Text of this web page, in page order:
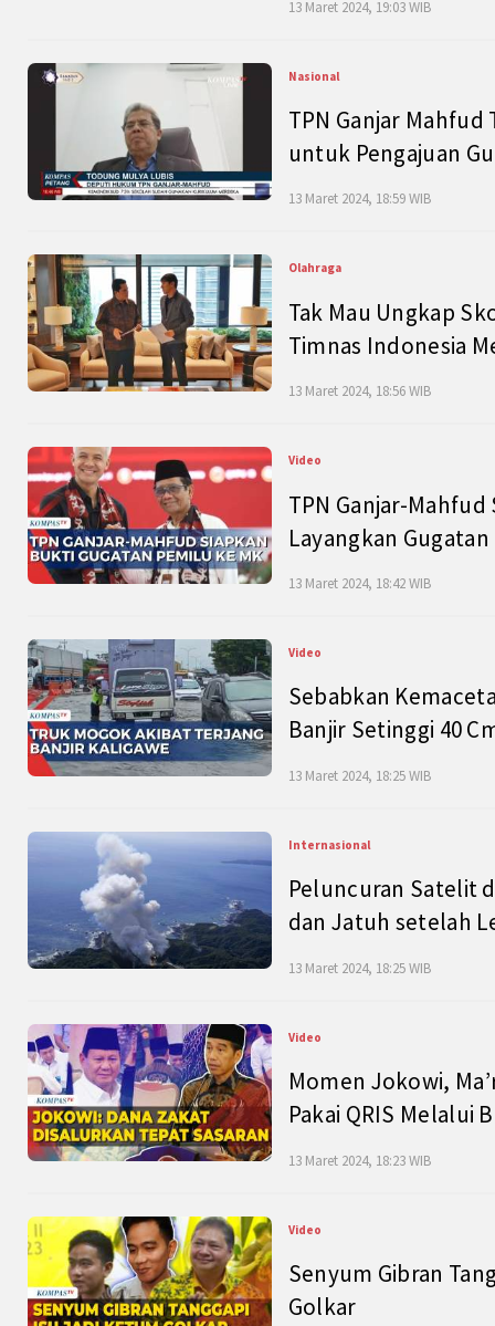
13 Maret 2024, 19:03 WIB
Nasional
TPN Ganjar
untuk Pengajuan
13 Maret 2024, 18:59 WIB
Olahraga
Tak Mau Ungkap
Timnas Indonesia
13 Maret 2024, 18:56 WIB
Video
TPN Ganjar-
Layangkan
13 Maret 2024, 18:42 WIB
Video
Sebabkan
Banjir Setinggi 40
13 Maret 2024, 18:25 WIB
Internasional
Peluncuran Satelit
dan Jatuh setelah
13 Maret 2024, 18:25 WIB
Video
Momen Jokowi,
Pakai QRIS Melalui
13 Maret 2024, 18:23 WIB
Video
Senyum Gibran
Golkar